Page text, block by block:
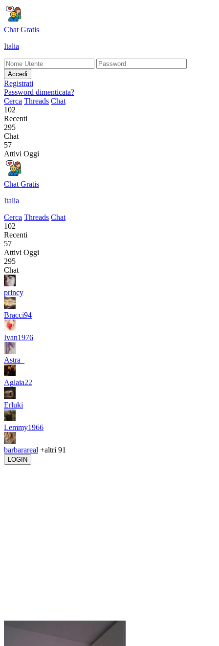
Chat Gratis
Italia
Accedi
Registrati
Password dimenticata?
Cerca Threads Chat
102
Recenti
295
Chat
57
Attivi Oggi
Chat Gratis
Italia
Cerca Threads Chat
102
Recenti
57
Attivi Oggi
295
Chat
princy
Bracci94
Ivan1976
Astra_
Aglaia22
Erluki
Lemmy1966
barbarareal +altri 91
LOGIN